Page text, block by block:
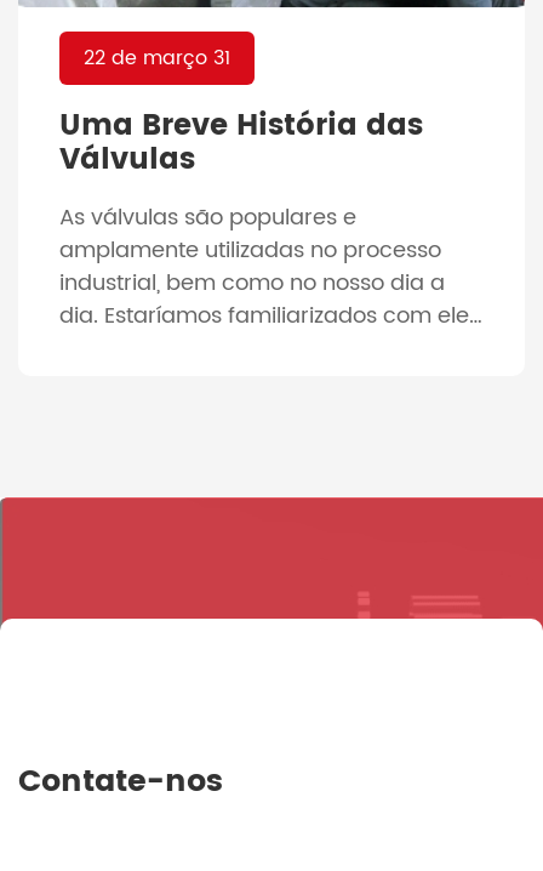
22 de março 31
Uma Breve História das
Válvulas
As válvulas são populares e
amplamente utilizadas no processo
industrial, bem como no nosso dia a
dia. Estaríamos familiarizados com eles
Contate-nos